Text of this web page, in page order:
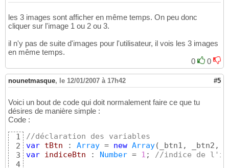
les 3 images sont afficher en même temps. On peu donc
cliquer sur l'image 1 ou 2 ou 3.
il n'y pas de suite d'images pour l'utilisateur, il vois les 3 images
en même temps.
0
0
nounetmasque, le 12/01/2007 à 17h42 #5
Voici un bout de code qui doit normalement faire ce que tu
désires de manière simple :
Code :
1
2
3
4
//déclaration des variables
var tBtn : Array = new Array(
_btn1, _btn2,
var indiceBtn : Number = 1 ; //indice de